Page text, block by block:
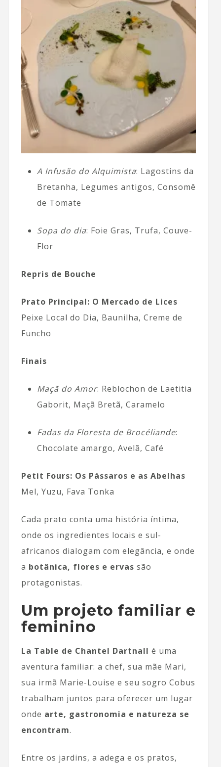
A Infusão do Alquimista: Lagostins da
Bretanha, Legumes antigos, Consomê
de Tomate
Sopa do dia: Foie Gras, Trufa, Couve-
Flor
Repris de Bouche
Prato Principal: O Mercado de Lices
Peixe Local do Dia, Baunilha, Creme de
Funcho
Finais
Maçã do Amor: Reblochon de Laetitia
Gaborit, Maçã Bretã, Caramelo
Fadas da Floresta de Brocéliande:
Chocolate amargo, Avelã, Café
Petit Fours: Os Pássaros e as Abelhas
Mel, Yuzu, Fava Tonka
Cada prato conta uma história íntima,
onde os ingredientes locais e sul-
africanos dialogam com elegância, e onde
a botânica, flores e ervas são
protagonistas.
Um projeto familiar e
feminino
La Table de Chantel Dartnall é uma
aventura familiar: a chef, sua mãe Mari,
sua irmã Marie-Louise e seu sogro Cobus
trabalham juntos para oferecer um lugar
onde arte, gastronomia e natureza se
encontram.
Entre os jardins, a adega e os pratos,